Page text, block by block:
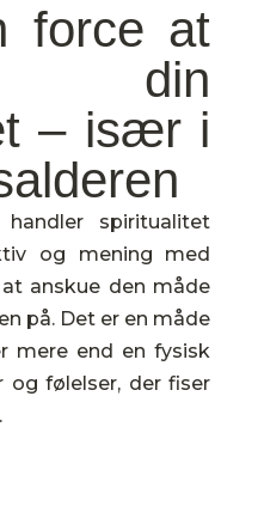
force at
din
– især i
spiritualitet
og mening med
anskue den måde
på. Det er en måde
mere end en fysisk
følelser, der fiser